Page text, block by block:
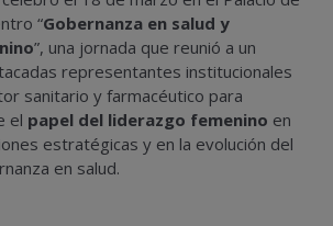
“Gobernanza en salud y
”, una jornada que reunió a un
representantes institucionales
sanitario y farmacéutico para
el papel del liderazgo femenino en
estratégicas y en la evolución del
en salud.